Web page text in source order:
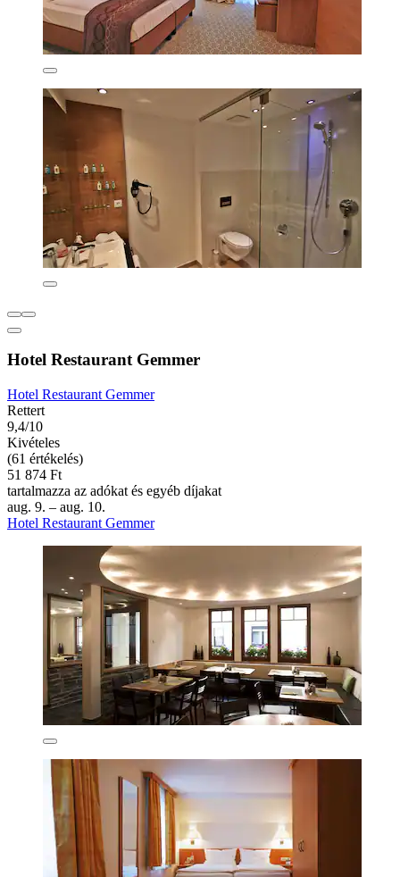
Hotel Restaurant Gemmer
Hotel Restaurant Gemmer
Rettert
9,4/10
Kivételes
(61 értékelés)
51 874 Ft
tartalmazza az adókat és egyéb díjakat
aug. 9. – aug. 10.
Hotel Restaurant Gemmer